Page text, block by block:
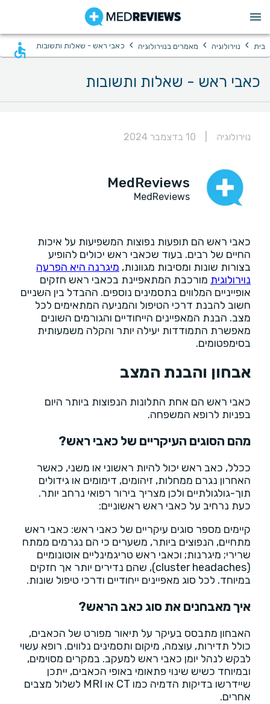
בית › נוירולוגיה › מאמרים בנוירולוגיה › כאבי ראש - שאלות ותשובות
כאבי ראש - שאלות ותשובות
נוירולוגיה 10 בדצמבר 2024
MedReviews
MedReviews
כאבי ראש הם תופעות נפוצות המשפיעות על איכות
החיים של רבים. בעוד שכאבי ראש יכולים להופיע
בצורות שונות ומסיבות מגוונות, מיגרנה היא הפרעה
נוירולוגית מורכבת המתאפיינת בכאבי ראש חזקים
אופייניים המלווים בתסמינים נוספים. ההבדל בין השניים
חשוב להבנת דרכי הטיפול והמניעה המתאימים לכל
מצב. הבנת המאפיינים הייחודיים והגורמים השונים
מאפשרת התמודדות יעילה יותר והקלה משמעותית
בסימפטומים.
אבחון והבנת המצב
כאבי ראש הם אחת התלונות הנפוצות ביותר היום
בפניות לרופא המשפחה.
מהם הסוגים העיקריים של כאבי ראש?
ככלל, כאב ראש יכול להיות ראשוני או משני, כאשר
האחרון נגרם ממחלות, זיהומים, דימומים או גידולים
תוך-גולגולתיים ולכן מצריך בירור רפואי נרחב יותר.
כעת נרחיב על כאבי ראש ראשוניים:
קיימים מספר סוגים עיקריים של כאבי ראש: כאבי ראש
מתחיים, הנפוצים ביותר, משערים כי הם נגרמים ממתח
שרירי; מיגרנות; וכאבי ראש טריגמינליים אוטונומיים
(cluster headaches), שהם נדירים יותר אך חזקים
במיוחד. לכל סוג מאפיינים ייחודיים ודרכי טיפול שונות.
איך מאבחנים את סוג כאב הראש?
האבחון מתבסס בעיקר על תיאור מפורט של הכאבים,
כולל תדירות, עוצמה, מיקום ותסמינים נלווים. רופא עשוי
לבקש לנהל יומן כאבי ראש למעקב. במקרים מסוימים,
ובמיוחד כשיש שינוי פתאומי באופי הכאבים, ייתכן
שיידרשו בדיקות הדמיה כמו CT או MRI לשלול מצבים
אחרים.